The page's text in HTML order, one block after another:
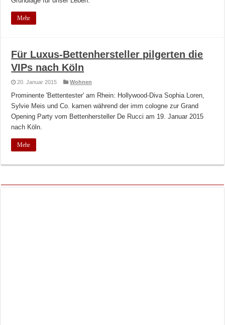
Mehr
Für Luxus-Bettenhersteller pilgerten die
VIPs nach Köln
20. Januar 2015 Wohnen
Prominente 'Bettentester' am Rhein: Hollywood-Diva Sophia Loren,
Sylvie Meis und Co. kamen während der imm cologne zur Grand
Opening Party vom Bettenhersteller De Rucci am 19. Januar 2015
nach Köln.
Mehr